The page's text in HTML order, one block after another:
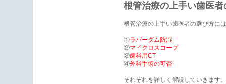
根管治療の上手い歯医者
根管治療の上手い歯医者の選び方に
①ラバーダム防湿
②マイクロスコープ
③歯科用CT
④外科手術の可否
それぞれを詳しく解説していきます。